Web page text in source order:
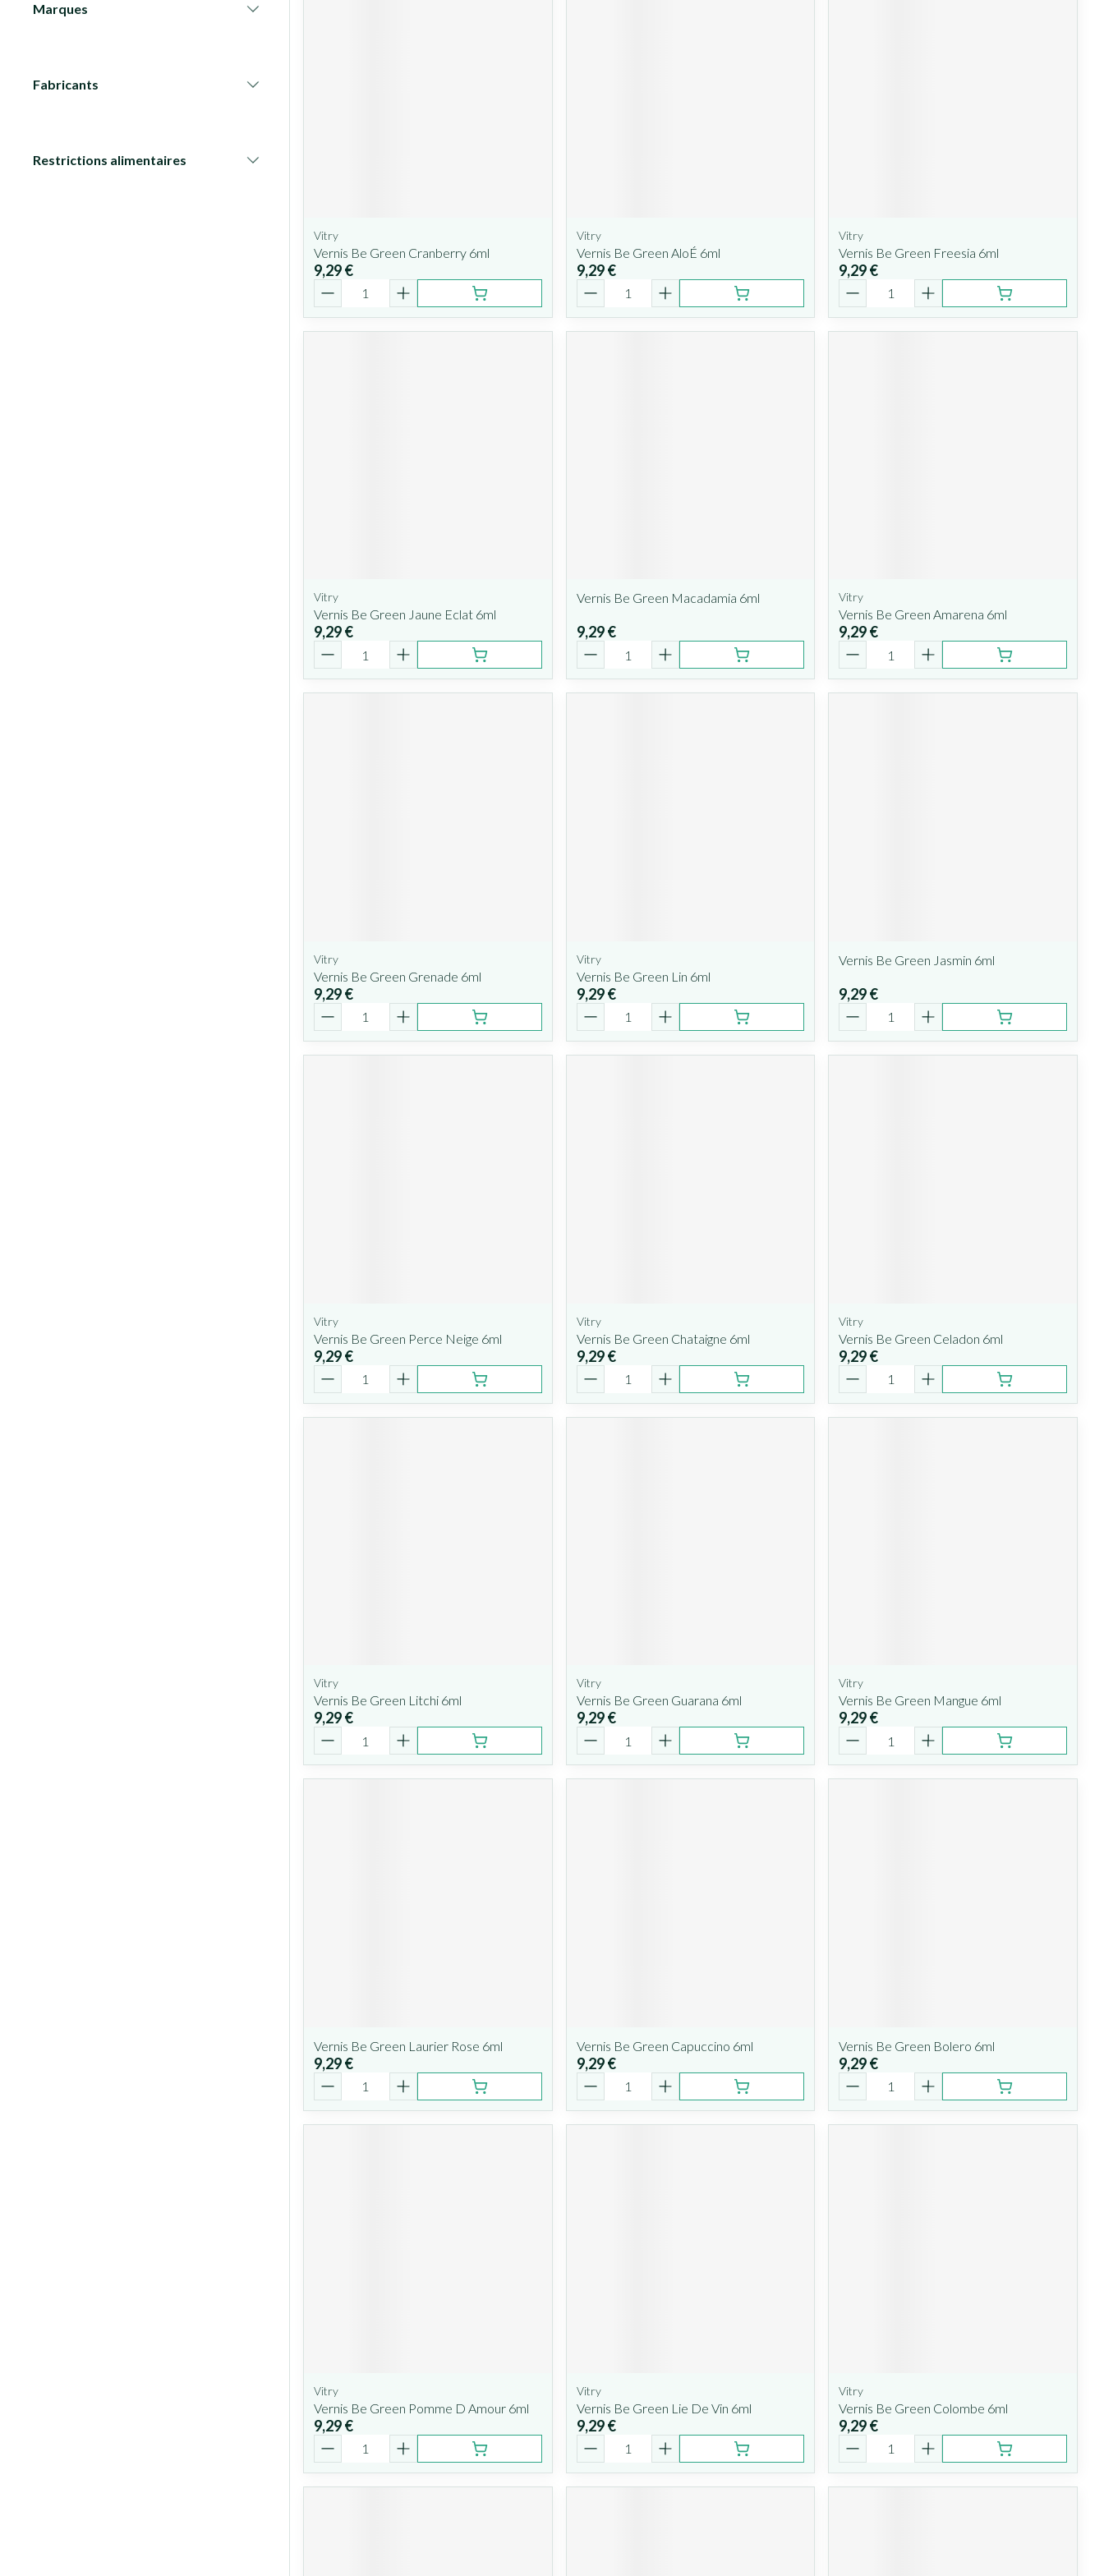
Marques
Fabricants
Restrictions alimentaires
Vitry
Vernis Be Green Cranberry 6ml
9,29 €
Quantité
Vitry
Vernis Be Green AloÉ 6ml
9,29 €
Quantité
Vitry
Vernis Be Green Freesia 6ml
9,29 €
Quantité
Vitry
Vernis Be Green Jaune Eclat 6ml
9,29 €
Quantité
Vernis Be Green Macadamia 6ml
9,29 €
Quantité
Vitry
Vernis Be Green Amarena 6ml
9,29 €
Quantité
Vitry
Vernis Be Green Grenade 6ml
9,29 €
Quantité
Vitry
Vernis Be Green Lin 6ml
9,29 €
Quantité
Vernis Be Green Jasmin 6ml
9,29 €
Quantité
Vitry
Vernis Be Green Perce Neige 6ml
9,29 €
Quantité
Vitry
Vernis Be Green Chataigne 6ml
9,29 €
Quantité
Vitry
Vernis Be Green Celadon 6ml
9,29 €
Quantité
Vitry
Vernis Be Green Litchi 6ml
9,29 €
Quantité
Vitry
Vernis Be Green Guarana 6ml
9,29 €
Quantité
Vitry
Vernis Be Green Mangue 6ml
9,29 €
Quantité
Vernis Be Green Laurier Rose 6ml
9,29 €
Quantité
Vernis Be Green Capuccino 6ml
9,29 €
Quantité
Vernis Be Green Bolero 6ml
9,29 €
Quantité
Vitry
Vernis Be Green Pomme D Amour 6ml
9,29 €
Quantité
Vitry
Vernis Be Green Lie De Vin 6ml
9,29 €
Quantité
Vitry
Vernis Be Green Colombe 6ml
9,29 €
Quantité